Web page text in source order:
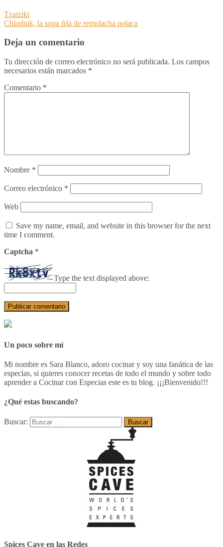
Tzatziki
Chlodnik, la sopa fría de remolacha polaca
Deja un comentario
Tu dirección de correo electrónico no será publicada. Los campos
necesarios están marcados *
Comentario *
Nombre *
Correo electrónico *
Web
Save my name, email, and website in this browser for the next
time I comment.
Captcha *
Type the text displayed above:
Un poco sobre mí
Mi nombre es Sara Blanco, adoro cocinar y soy una fanática de las
especias, si quieres conocer recetas de todo el mundo y sobre todo
aprender a Cocinar con Especias este es tu blog. ¡¡¡Bienvenido!!!
¿Qué estas buscando?
Buscar:
Spices Cave en las Redes